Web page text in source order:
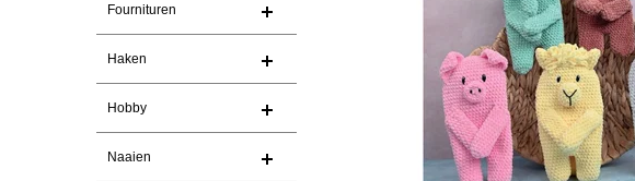
Fournituren
Haken
Hobby
Naaien